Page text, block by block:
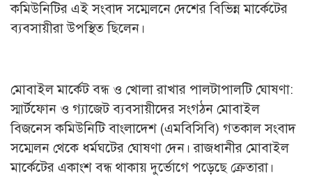
কমিউনিটির এই সংবাদ সম্মেলনে দেশের বিভিন্ন মার্কেটের
ব্যবসায়ীরা উপস্থিত ছিলেন।
মোবাইল মার্কেট বন্ধ ও খোলা রাখার পালটাপালটি ঘোষণা:
স্মার্টফোন ও গ্যাজেট ব্যবসায়ীদের সংগঠন মোবাইল
বিজনেস কমিউনিটি বাংলাদেশ (এমবিসিবি) গতকাল সংবাদ
সম্মেলন থেকে ধর্মঘটের ঘোষণা দেন। রাজধানীর মোবাইল
মার্কেটের একাংশ বন্ধ থাকায় দুর্ভোগে পড়েছে ক্রেতারা।